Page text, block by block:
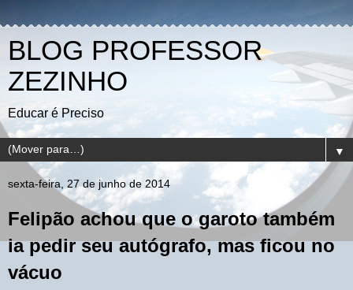
BLOG PROFESSOR
ZEZINHO
Educar é Preciso
▼
sexta-feira, 27 de junho de 2014
Felipão achou que o garoto também
ia pedir seu autógrafo, mas ficou no
vácuo